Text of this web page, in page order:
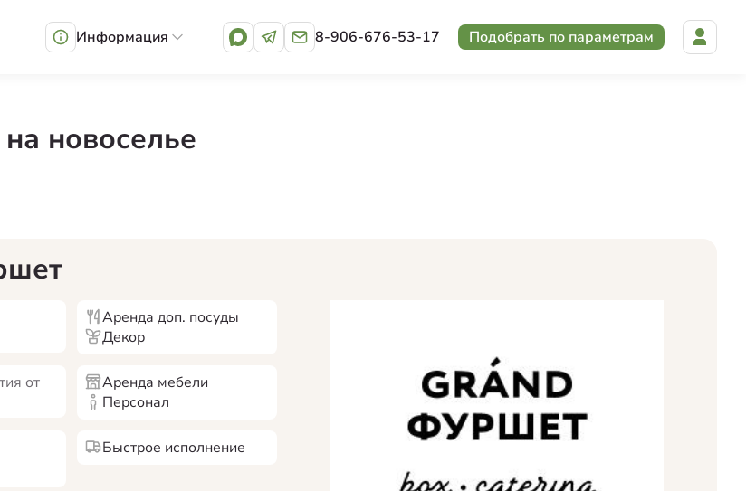
Информация 8-906-676-53-17 Подобрать по параметрам
новоселье
Аренда доп. посуды
Декор
от
Аренда мебели
Персонал
Быстрое исполнение